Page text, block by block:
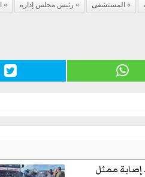
المستشفى رئيس مجلس إداره
ممثل